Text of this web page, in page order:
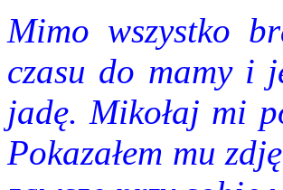
Mimo wszystko
czasu do mamy i
jadę. Mikołaj mi
Pokazałem mu